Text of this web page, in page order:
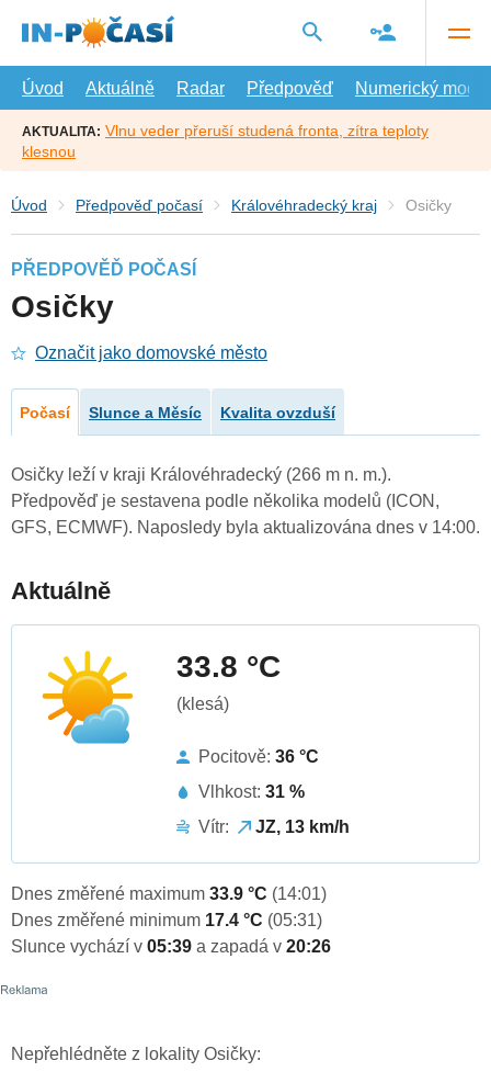
hlavní
Úvod
Aktuálně Radar Předpověď Numerický model
AKTUALITA: Vlnu veder přeruší studená fronta, zítra teploty
klesnou
Úvod Předpověď počasí Královéhradecký kraj Osičky
PŘEDPOVĚĎ POČASÍ
Osičky
Označit jako domovské město
Počasí Slunce a Měsíc Kvalita ovzduší
Osičky leží v kraji Královéhradecký (266 m n. m.).
Předpověď je sestavena podle několika modelů (ICON,
GFS, ECMWF). Naposledy byla aktualizována dnes v 14:00.
Aktuálně
33.8 °C
(klesá)
Pocitově: 36 °C
Vlhkost: 31 %
Vítr:
JZ, 13 km/h
Dnes změřené maximum 33.9 °C (14:01)
Dnes změřené minimum 17.4 °C (05:31)
Slunce vychází v 05:39 a zapadá v 20:26
Nepřehlédněte z lokality Osičky: